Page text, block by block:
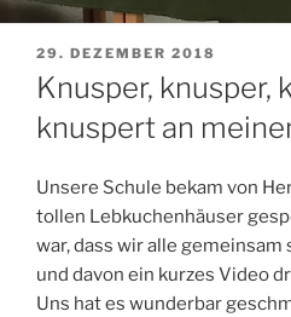
VERÖFFENTLICHT
AM
29. DEZEMBER 2018
Knusper, knusper,
knuspert an
Unsere Schule bekam von
tollen Lebkuchenhäuser
war, dass wir alle
und davon ein kurzes Video
Uns hat es wunderbar